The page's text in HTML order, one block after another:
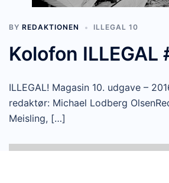
BY REDAKTIONEN ILLEGAL 10
Kolofon ILLEGAL
ILLEGAL! Magasin 10. udgave –
redaktør: Michael Lodberg
Meisling, […]